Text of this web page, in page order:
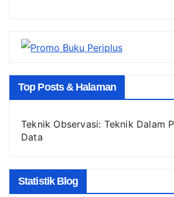
Top Posts & Halaman
Teknik Observasi: Teknik Dalam
Data
Statistik Blog